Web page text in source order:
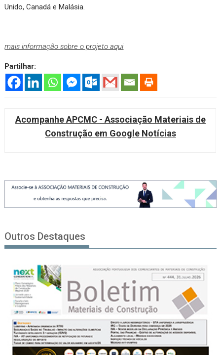
Unido, Canadá e Malásia.
mais informação sobre o projeto aqui
Partilhar:
Acompanhe APCMC - Associação Materiais de
Construção em Google Notícias
Outros Destaques